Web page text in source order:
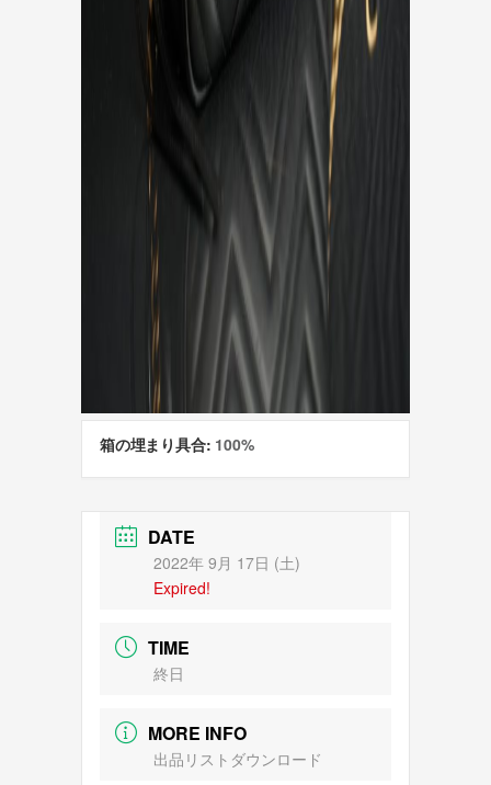
箱の埋まり具合: 100%
DATE
2022年 9月 17日 (土)
Expired!
TIME
終日
MORE INFO
出品リストダウンロード